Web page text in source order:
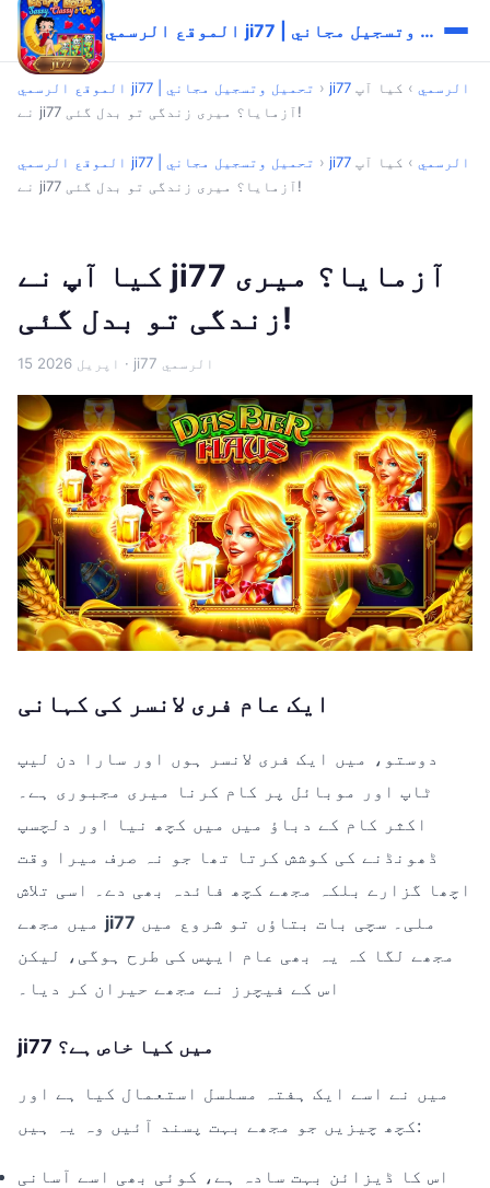
الموقع الرسمي ji77 | تحميل وتسجيل مجاني
الموقع الرسمي ji77 | تحميل وتسجيل مجاني › ji77 الرسمي › کیا آپ
نے ji77 آزمایا؟ میری زندگی تو بدل گئی!
الموقع الرسمي ji77 | تحميل وتسجيل مجاني › ji77 الرسمي › کیا آپ
نے ji77 آزمایا؟ میری زندگی تو بدل گئی!
کیا آپ نے ji77 آزمایا؟ میری
زندگی تو بدل گئی!
15 اپریل 2026 · ji77 الرسمي
ایک عام فری لانسر کی کہانی
دوستو، میں ایک فری لانسر ہوں اور سارا دن لیپ
ٹاپ اور موبائل پر کام کرنا میری مجبوری ہے۔
اکثر کام کے دباؤ میں میں کچھ نیا اور دلچسپ
ڈھونڈنے کی کوشش کرتا تھا جو نہ صرف میرا وقت
اچھا گزارے بلکہ مجھے کچھ فائدہ بھی دے۔ اسی تلاش
ji77
مجھے لگا کہ یہ بھی عام ایپس کی طرح ہوگی، لیکن
اس کے فیچرز نے مجھے حیران کر دیا۔
ji77 میں کیا خاص ہے؟
میں نے اسے ایک ہفتہ مسلسل استعمال کیا ہے اور
کچھ چیزیں جو مجھے بہت پسند آئیں وہ یہ ہیں:
اس کا ڈیزائن بہت سادہ ہے، کوئی بھی اسے آسانی